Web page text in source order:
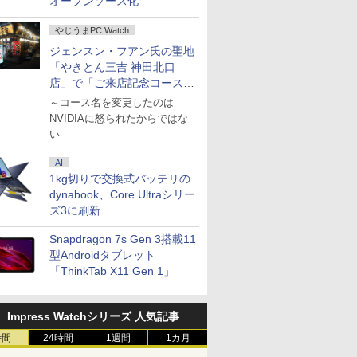
やじうまPC Watch
ジェンスン・フアン氏の聖地
「やきとん三吉 神田北口
店」で「ご来店記念コース」
を娘と堪能
～コース名を変更したのは
NVIDIAに怒られたからではな
い
AI
1kg切りで交換式バッテリの
dynabook、Core Ultraシリー
ズ3に刷新
Snapdragon 7s Gen 3搭載11
型Androidタブレット
「ThinkTab X11 Gen 1」
Impress Watchシリーズ 人気記事
24時間 1週間 1カ月